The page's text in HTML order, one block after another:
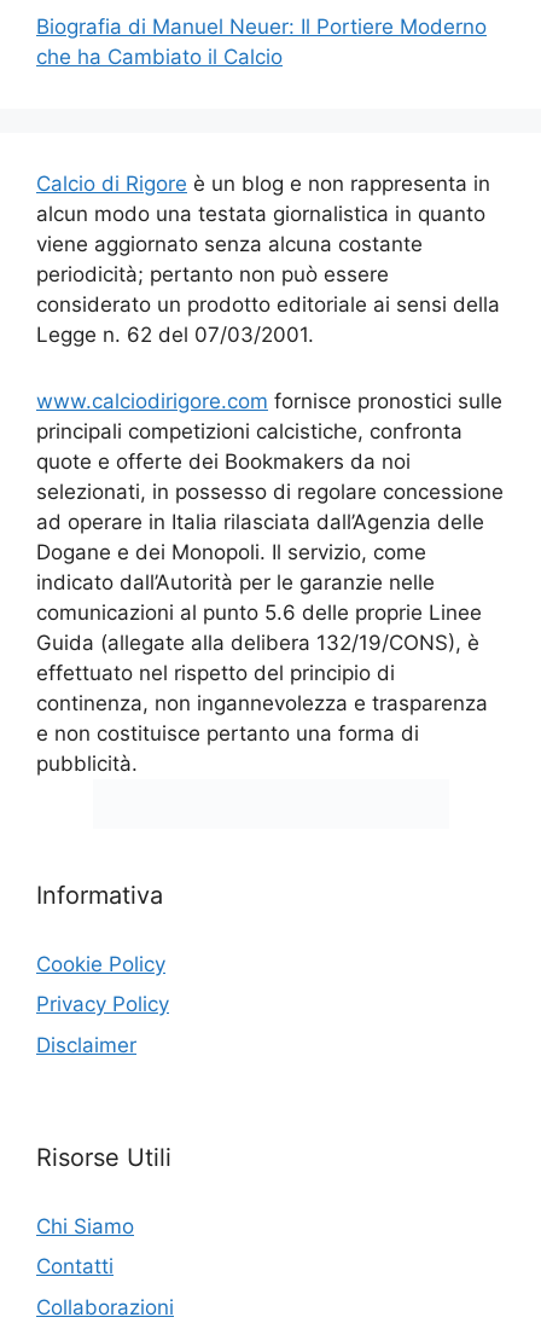
Biografia di Manuel Neuer: Il Portiere Moderno
che ha Cambiato il Calcio
Calcio di Rigore è un blog e non rappresenta in
alcun modo una testata giornalistica in quanto
viene aggiornato senza alcuna costante
periodicità; pertanto non può essere
considerato un prodotto editoriale ai sensi della
Legge n. 62 del 07/03/2001.
www.calciodirigore.com fornisce pronostici sulle
principali competizioni calcistiche, confronta
quote e offerte dei Bookmakers da noi
selezionati, in possesso di regolare concessione
ad operare in Italia rilasciata dall’Agenzia delle
Dogane e dei Monopoli. Il servizio, come
indicato dall’Autorità per le garanzie nelle
comunicazioni al punto 5.6 delle proprie Linee
Guida (allegate alla delibera 132/19/CONS), è
effettuato nel rispetto del principio di
continenza, non ingannevolezza e trasparenza
e non costituisce pertanto una forma di
pubblicità.
Informativa
Cookie Policy
Privacy Policy
Disclaimer
Risorse Utili
Chi Siamo
Contatti
Collaborazioni